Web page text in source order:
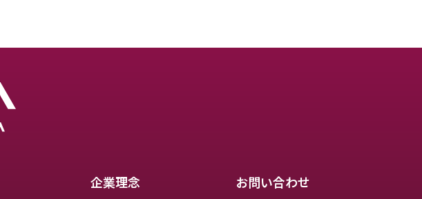
企業理念 お問い合わせ